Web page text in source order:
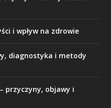
i wpływ na zdrowie
diagnostyka i metody
przyczyny, objawy i